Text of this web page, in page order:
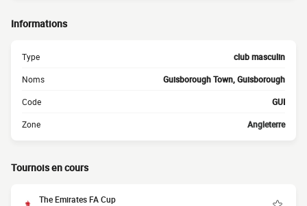
Informations
Type club masculin
Noms Guisborough Town, Guisborough
Code GUI
Zone Angleterre
Tournois en cours
The Emirates FA Cup